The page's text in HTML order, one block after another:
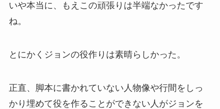
いや本当に、もえこの頑張りは半端なかったです
ね。
とにかくジョンの役作りは素晴らしかった。
正直、脚本に書かれていない人物像や行間をしっ
かり埋めて役を作ることができない人がジョンを